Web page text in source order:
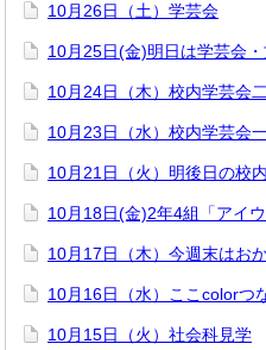
10月26日（土）学芸会
10月25日(金)明日は学芸会
10月24日（木）校内学芸会
10月23日（水）校内学芸会
10月21日（火）明後日の校
10月18日(金)2年4組「アイ
10月17日（木）今週末はお
10月16日（水）ここcolor
10月15日（火）社会科見学